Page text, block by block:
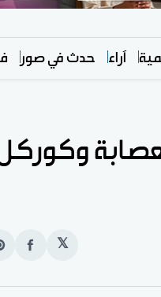
آراء حدث في صور
𝕏
انشر